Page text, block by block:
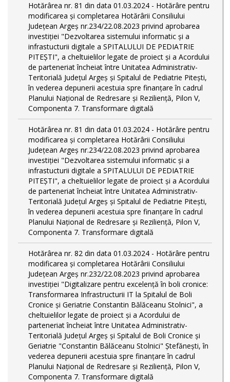
Hotărârea nr. 81 din data 01.03.2024 - Hotărâre pentru
modificarea și completarea Hotărârii Consiliului
Județean Argeș nr.234/22.08.2023 privind aprobarea
investiției "Dezvoltarea sistemului informatic și a
infrastucturii digitale a SPITALULUI DE PEDIATRIE
PITEŞTI", a cheltuielilor legate de proiect și a Acordului
de parteneriat încheiat între Unitatea Administrativ-
Teritorială Județul Argeș și Spitalul de Pediatrie Pitești,
în vederea depunerii acestuia spre finanțare în cadrul
Planului Național de Redresare și Reziliență, Pilon V,
Componenta 7. Transformare digitală
Hotărârea nr. 81 din data 01.03.2024 - Hotărâre pentru
modificarea și completarea Hotărârii Consiliului
Județean Argeș nr.234/22.08.2023 privind aprobarea
investiției "Dezvoltarea sistemului informatic și a
infrastucturii digitale a SPITALULUI DE PEDIATRIE
PITEŞTI", a cheltuielilor legate de proiect și a Acordului
de parteneriat încheiat între Unitatea Administrativ-
Teritorială Județul Argeș și Spitalul de Pediatrie Pitești,
în vederea depunerii acestuia spre finanțare în cadrul
Planului Național de Redresare și Reziliență, Pilon V,
Componenta 7. Transformare digitală
Hotărârea nr. 82 din data 01.03.2024 - Hotărâre pentru
modificarea și completarea Hotărârii Consiliului
Județean Argeș nr.232/22.08.2023 privind aprobarea
investiției "Digitalizare pentru excelență în boli cronice:
Transformarea Infrastructurii IT la Spitalul de Boli
Cronice și Geriatrie Constantin Bălăceanu Stolnici", a
cheltuielilor legate de proiect și a Acordului de
parteneriat încheiat între Unitatea Administrativ-
Teritorială Județul Argeș și Spitalul de Boli Cronice și
Geriatrie "Constantin Bălăceanu Stolnici" Ștefănești, în
vederea depunerii acestuia spre finanțare în cadrul
Planului Național de Redresare și Reziliență, Pilon V,
Componenta 7. Transformare digitală